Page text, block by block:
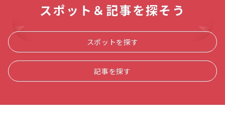
スポット＆記事を探そう
スポットを探す
記事を探す